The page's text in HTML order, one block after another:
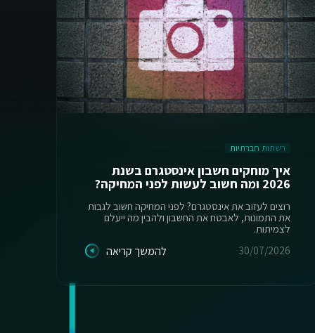
רשתות חברתיות
איך מוחקים חשבון אינסטגרם בשנת
2026 ומה חשוב לעשות לפני המחיקה?
רוצים לעזוב את אינסטגרם? לפני המחיקה חשוב לגבות
את התמונות, לאבטח את החשבון ולהבין מה ייעלם
לצמיתות.
30/07/2026
להמשך קריאה